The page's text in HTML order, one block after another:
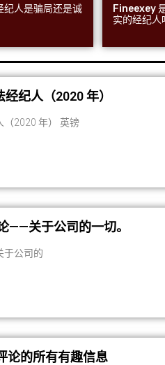
人是骗局还是诚
Fineexey
实的经纪人
纪人（2020 年）
（2020 年） 英镑
——关于公司的一切。
公司的
论的所有有趣信息